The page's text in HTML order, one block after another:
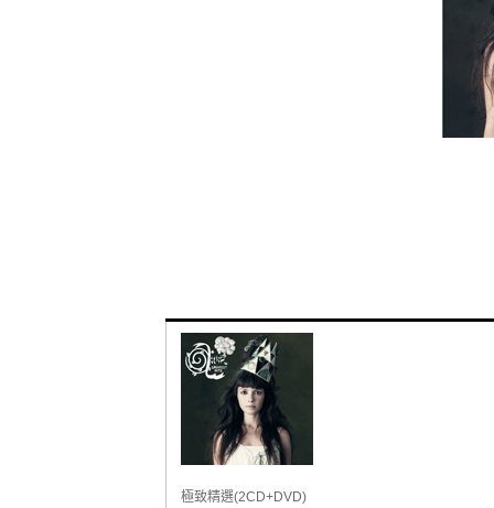
極致精選(2CD+DVD)